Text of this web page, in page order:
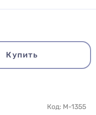
Купить
Код: M-1355